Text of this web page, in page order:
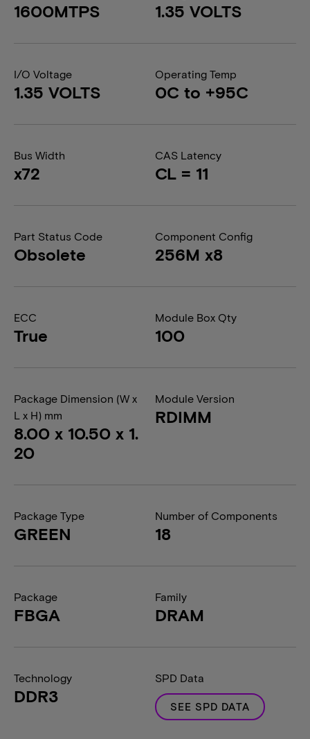
1600MTPS 1.35 VOLTS
I/O Voltage
1.35 VOLTS
Operating Temp
0C to +95C
Bus Width
x72
CAS Latency
CL = 11
Part Status Code
Obsolete
Component Config
256M x8
ECC
True
Module Box Qty
100
Package Dimension (W x
L x H) mm
8.00 x 10.50 x 1.
20
Module Version
RDIMM
Package Type
GREEN
Number of Components
18
Package
FBGA
Family
DRAM
Technology
DDR3
SPD Data
SEE SPD DATA